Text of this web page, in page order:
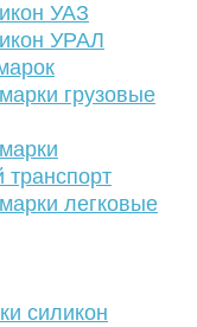
УАЗ
УРАЛ
грузовые
транспорт
легковые
силикон